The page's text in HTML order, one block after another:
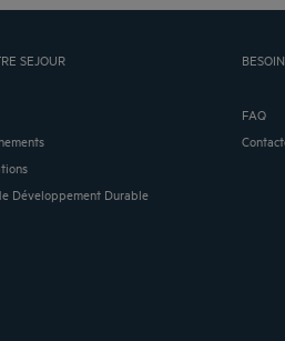
SEJOUR
Développement Durable
FAQ